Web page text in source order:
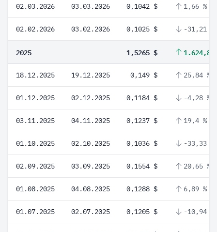
02.03.2026 03.03.2026 0,1042 $ 1,66 %
02.02.2026 03.02.2026 0,1025 $ -31,21 %
2025 1,5265 $ 1.624,86
18.12.2025 19.12.2025 0,149 $ 25,84 %
01.12.2025 02.12.2025 0,1184 $ -4,28 %
03.11.2025 04.11.2025 0,1237 $ 19,4 %
01.10.2025 02.10.2025 0,1036 $ -33,33 %
02.09.2025 03.09.2025 0,1554 $ 20,65 %
01.08.2025 04.08.2025 0,1288 $ 6,89 %
01.07.2025 02.07.2025 0,1205 $ -10,94 %